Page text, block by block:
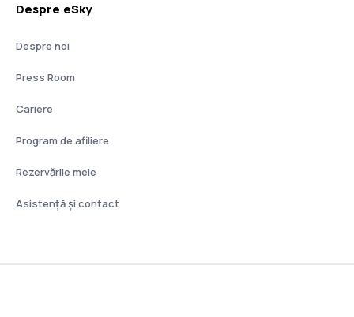
Despre eSky
Despre noi
Press Room
Cariere
Program de afiliere
Rezervările mele
Asistenţă şi contact